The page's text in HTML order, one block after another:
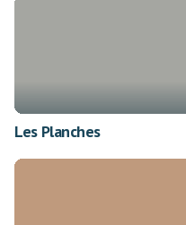
Les Planches